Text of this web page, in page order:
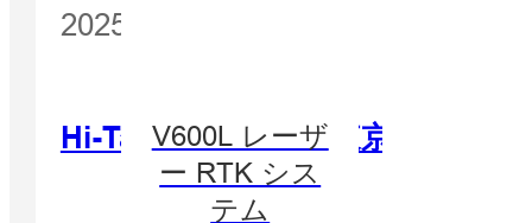
V600L レーザ
ー RTK シス
テム
2025 年 9 月 16 日
Hi-TargetがJ-AGRI東京2025に